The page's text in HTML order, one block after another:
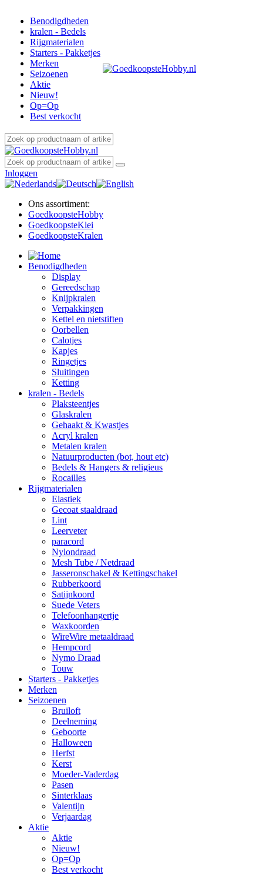
Benodigdheden
kralen - Bedels
Rijgmaterialen
Starters - Pakketjes
Merken
Seizoenen
Aktie
Nieuw!
Op=Op
Best verkocht
Inloggen
Ons assortiment:
GoedkoopsteHobby
GoedkoopsteKlei
GoedkoopsteKralen
Benodigdheden
Display
Gereedschap
Knijpkralen
Verpakkingen
Kettel en nietstiften
Oorbellen
Calotjes
Kapjes
Ringetjes
Sluitingen
Ketting
kralen - Bedels
Plaksteentjes
Glaskralen
Gehaakt & Kwastjes
Acryl kralen
Metalen kralen
Natuurproducten (bot, hout etc)
Bedels & Hangers & religieus
Rocailles
Rijgmaterialen
Elastiek
Gecoat staaldraad
Lint
Leerveter
paracord
Nylondraad
Mesh Tube / Netdraad
Jasseronschakel & Kettingschakel
Rubberkoord
Satijnkoord
Suede Veters
Telefoonhangertje
Waxkoorden
WireWire metaaldraad
Hempcord
Nymo Draad
Touw
Starters - Pakketjes
Merken
Seizoenen
Bruiloft
Deelneming
Geboorte
Halloween
Herfst
Kerst
Moeder-Vaderdag
Pasen
Sinterklaas
Valentijn
Verjaardag
Aktie
Aktie
Nieuw!
Op=Op
Best verkocht